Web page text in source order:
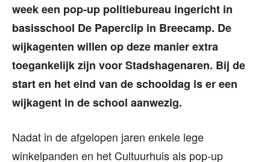
week een pop-up politiebureau ingericht in
basisschool De Paperclip in Breecamp. De
wijkagenten willen op deze manier extra
toegankelijk zijn voor Stadshagenaren. Bij de
start en het eind van de schooldag is er een
wijkagent in de school aanwezig.
Nadat in de afgelopen jaren enkele lege
winkelpanden en het Cultuurhuis als pop-up